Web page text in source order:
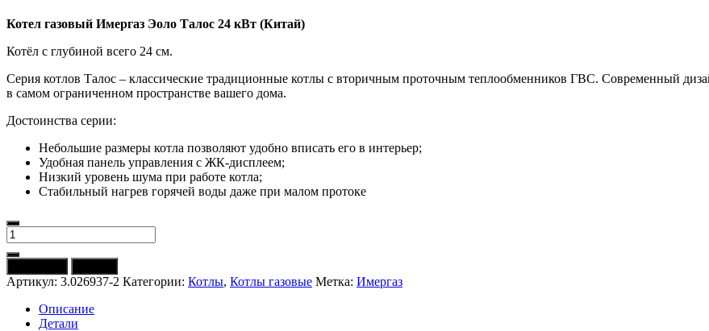
Котел газовый Имергаз Эоло Талос 24 кВт (Китай)
Котёл с глубиной всего 24 см.
Серия котлов Талос – классические традиционные котлы с вторичным проточным теплообменников ГВС. Современный
в самом ограниченном пространстве вашего дома.
Достоинства серии:
Небольшие размеры котла позволяют удобно вписать его в интерьер;
Удобная панель управления с ЖК-дисплеем;
Низкий уровень шума при работе котла;
Стабильный нагрев горячей воды даже при малом протоке
Количество
товара
Котел
газовый
IMMERGAS
Eolo
Talos
Артикул: 3.026937-2 Категории: Котлы, Котлы газовые Метка: Имергаз
Описание
Детали